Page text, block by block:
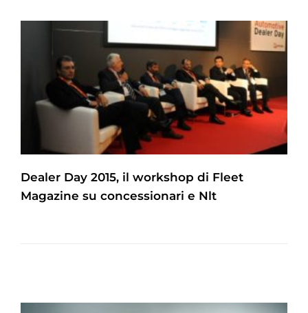
Dealer Day 2015, il workshop di Fleet
Magazine su concessionari e Nlt